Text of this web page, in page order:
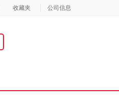
收藏夹 公司信息